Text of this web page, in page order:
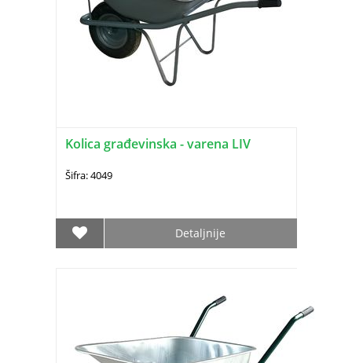
Kolica građevinska - varena LIV
Šifra: 4049
Detaljnije